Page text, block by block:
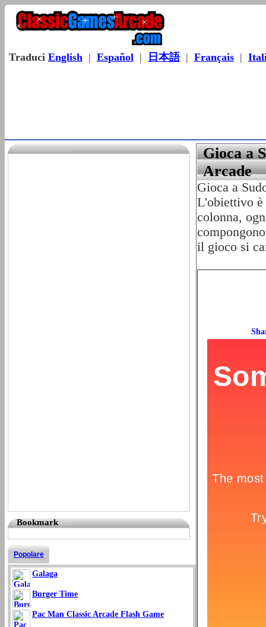
Traduci English | Español | 日本語| Français |
Bookmark
Popolare
Galaga
Burger Time
Pac Man Classic Arcade Flash Game
Gioca a
Arcade
Gioca a
L'obiettivo
colonna,
il gioco si